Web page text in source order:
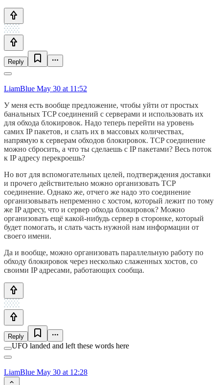
Reply
LiamBlue May 30 at 11:52
У меня есть вообще предложение, чтобы уйти от простых
банальных TCP соединений с серверами и использовать их
для обхода блокировок. Надо теперь перейти на уровень
самих IP пакетов, и слать их в массовых количествах,
напрямую к серверам обходов блокировок. TCP соединение
можно сбросить, а что ты сделаешь с IP пакетами? Весь поток
к IP адресу перекроешь?
Но вот для вспомогательных целей, подтверждения доставки
и прочего действительно можно организовать TCP
соединение. Однако же, отчего же надо это соединение
организовывать непременно с хостом, который лежит по тому
же IP адресу, что и сервер обхода блокировок? Можно
организовать ещё какой-нибудь сервер в сторонке, который
будет помогать, и слать часть нужной нам информации от
своего имени.
Да и вообще, можно организовать параллельную работу по
обходу блокировок через несколько слаженных хостов, со
своими IP адресами, работающих сообща.
Reply
UFO landed and left these words here
LiamBlue May 30 at 12:28